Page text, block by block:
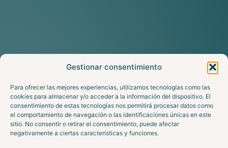
Gestionar consentimiento
Para ofrecer las mejores experiencias, utilizamos tecnologías como las
cookies para almacenar y/o acceder a la información del dispositivo. El
consentimiento de estas tecnologías nos permitirá procesar datos como
el comportamiento de navegación o las identificaciones únicas en este
sitio. No consentir o retirar el consentimiento, puede afectar
negativamente a ciertas características y funciones.